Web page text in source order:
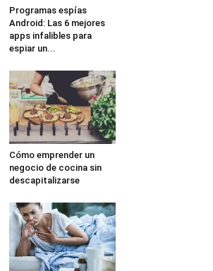
Programas espías
Android: Las 6 mejores
apps infalibles para
espiar un...
Cómo emprender un
negocio de cocina sin
descapitalizarse